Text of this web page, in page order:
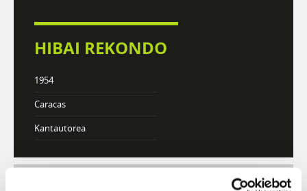
HIBAI REKONDO
1954
Caracas
Kantautorea
BIOGRAFIA